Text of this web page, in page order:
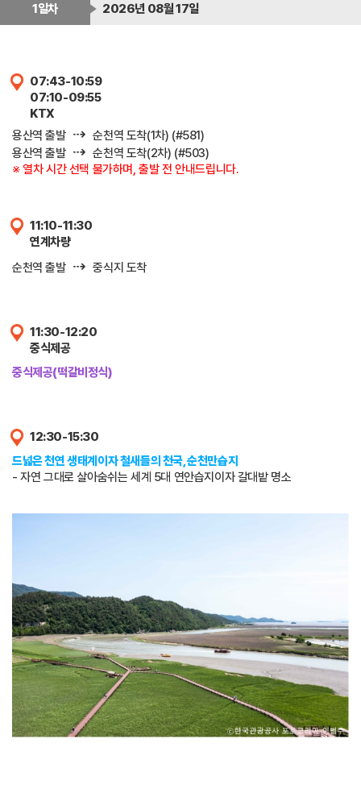
1일차 2026년 08월 17일
07:43-10:59
07:10-09:55
KTX
용산역 출발 ⇢ 순천역 도착(1차) (#581)
용산역 출발 ⇢ 순천역 도착(2차) (#503)
※ 열차 시간 선택 불가하며, 출발 전 안내드립니다.
11:10-11:30
연계차량
순천역 출발 ⇢ 중식지 도착
11:30-12:20
중식제공
중식제공(떡갈비정식)
12:30-15:30
드넓은 천연 생태계이자 철새들의 천국, 순천만습지
- 자연 그대로 살아숨쉬는 세계 5대 연안습지이자 갈대밭 명소